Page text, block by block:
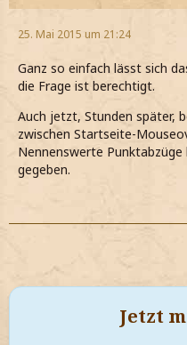
25. Mai 2015 um 21:24
Ganz so einfach lässt sich
die Frage ist berechtigt.
Auch jetzt, Stunden später,
zwischen Startseite-
Nennenswerte
gegeben.
Jetzt